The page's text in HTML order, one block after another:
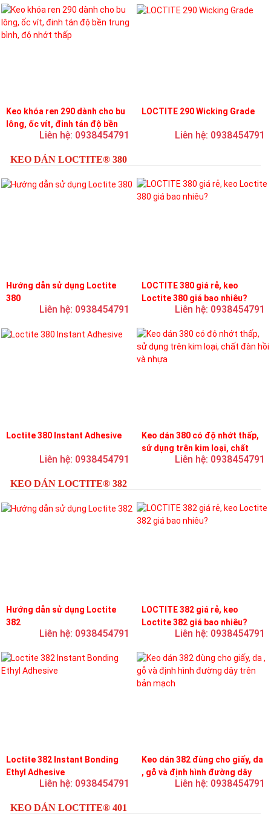
Keo khóa ren 290 dành cho bu
lông, ốc vít, đinh tán độ bền
trung bình, độ nhớt thấp
Liên hệ: 0938454791
LOCTITE 290 Wicking Grade
Liên hệ: 0938454791
KEO DÁN LOCTITE® 380
Hướng dẫn sử dụng Loctite
380
Liên hệ: 0938454791
LOCTITE 380 giá rẻ, keo
Loctite 380 giá bao nhiêu?
Liên hệ: 0938454791
Loctite 380 Instant Adhesive
Liên hệ: 0938454791
Keo dán 380 có độ nhớt thấp,
sử dụng trên kim loại, chất
đàn hồi và nhựaLiên hệ: 0938454791
KEO DÁN LOCTITE® 382
Hướng dẫn sử dụng Loctite
382
Liên hệ: 0938454791
LOCTITE 382 giá rẻ, keo
Loctite 382 giá bao nhiêu?
Liên hệ: 0938454791
Loctite 382 Instant Bonding
Ethyl Adhesive
Liên hệ: 0938454791
Keo dán 382 đùng cho giấy, da
, gỗ và định hình đường dây
trên bản mạchLiên hệ: 0938454791
KEO DÁN LOCTITE® 401